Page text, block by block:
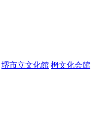
堺市立文化館 栂文化会館